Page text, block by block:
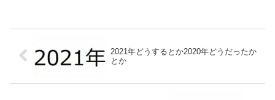
2021年どうするとか2020年どうだったか
とか